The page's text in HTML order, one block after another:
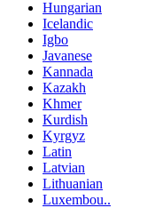
Hungarian
Icelandic
Igbo
Javanese
Kannada
Kazakh
Khmer
Kurdish
Kyrgyz
Latin
Latvian
Lithuanian
Luxembou..